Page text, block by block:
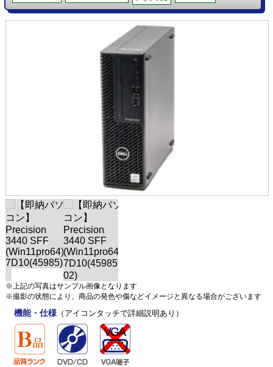
※上記の写真はサンプル画像となります
※撮影の状態により、商品の発色や傷などイメージと異なる場合がございます
機能・仕様（アイコンタッチで詳細説明あり）